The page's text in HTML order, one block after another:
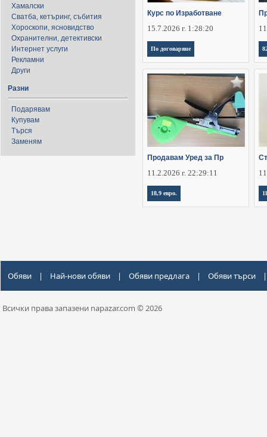
Хамалски
Сватба, кетъринг, събития
Хороскопи, ясновидство
Охранителни, детективски
Интернет услуги
Рекламни
Други
Разни
Подарявам
Купувам
Търся
Заменям
Курс по Изработване
15.7.2026 г. 1:28:20
По договаряне
Продавам Уред за Пр
11.2.2026 г. 22:29:11
18,9 евро.
Обяви | Най-нови обяви | Обяви предлага | Обяви търси |
Всички права запазени napazar.com © 2026